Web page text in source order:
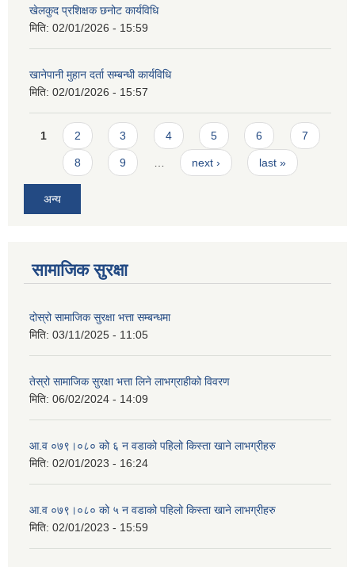
खेलकुद प्रशिक्षक छनोट कार्यविधि
मिति: 02/01/2026 - 15:59
खानेपानी मुहान दर्ता सम्बन्धी कार्यविधि
मिति: 02/01/2026 - 15:57
Pages
1 2 3 4 5 6 7
8 9 next › last »
अन्य
सामाजिक सुरक्षा
दोस्रो सामाजिक सुरक्षा भत्ता सम्बन्धमा
मिति: 03/11/2025 - 11:05
तेस्रो सामाजिक सुरक्षा भत्ता लिने लाभग्राहीको विवरण
मिति: 06/02/2024 - 14:09
आ.व ०७९।०८० को ६ न‌‍ वडाको पहिलो किस्ता खाने लाभग्रीहरु
मिति: 02/01/2023 - 16:24
आ.व ०७९।०८० को ५ न‌‍ वडाको पहिलो किस्ता खाने लाभग्रीहरु
मिति: 02/01/2023 - 15:59